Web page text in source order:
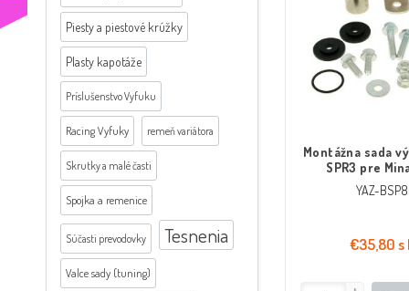
Piesty a piestové krúžky
Plasty kapotáže
Príslušenstvo Vyfuku
Racing Vyfuky remeň variátora
Skrutky a malé časti
Spojka a remenice
Súčasti prevodovky Tesnenia
Valce sady (tuning)
Montážna sada
SPR3 pre
Offroad,
YAZ-
€35,80 s